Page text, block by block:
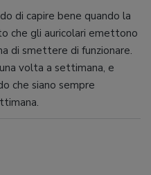
di capire bene quando la
che gli auricolari emettono
di smettere di funzionare.
volta a settimana, e
che siano sempre